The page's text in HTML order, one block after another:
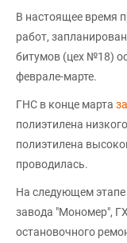
В настоящее время
работ,
битумов (цех №18)
феврале-марте.
ГНС в конце марта
полиэтилена
полиэтилена
проводилась.
На следующем этапе
завода "Мономер",
остановочного